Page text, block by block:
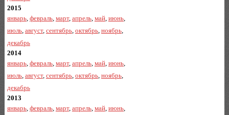
2015
январь, февраль, март, апрель, май, июнь,
июль, август, сентябрь, октябрь, ноябрь,
декабрь
2014
январь, февраль, март, апрель, май, июнь,
июль, август, сентябрь, октябрь, ноябрь,
декабрь
2013
январь, февраль, март, апрель, май, июнь,